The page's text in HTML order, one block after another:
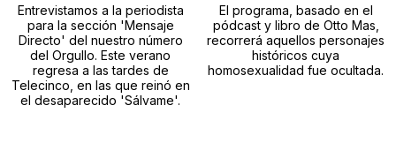
Entrevistamos a la periodista
para la sección 'Mensaje
Directo' del nuestro número
del Orgullo. Este verano
regresa a las tardes de
Telecinco, en las que reinó en
el desaparecido 'Sálvame'.
El programa, basado en el
pódcast y libro de Otto Mas,
recorrerá aquellos personajes
históricos cuya
homosexualidad fue ocultada.